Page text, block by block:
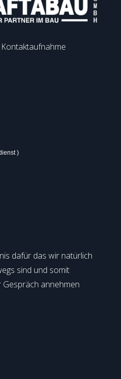
)
dafür das wir natürlich
sind und somit
annehmen